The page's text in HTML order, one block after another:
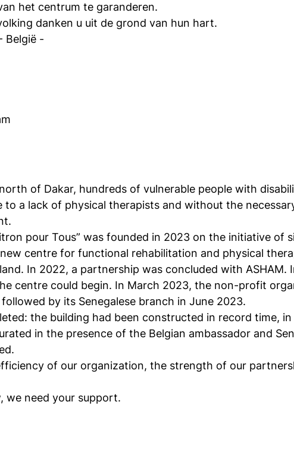
het centrum te garanderen.
danken u uit de grond van hun hart.
België -
of Dakar, hundreds of vulnerable people with
to a lack of physical therapists and without the
pour Tous” was founded in 2023 on the initiative of
centre for functional rehabilitation and physical
In 2022, a partnership was concluded with ASHAM.
centre could begin. In March 2023, the non-profit
by its Senegalese branch in June 2023.
the building had been constructed in record time,
in the presence of the Belgian ambassador and
of our organization, the strength of our
we need your support.